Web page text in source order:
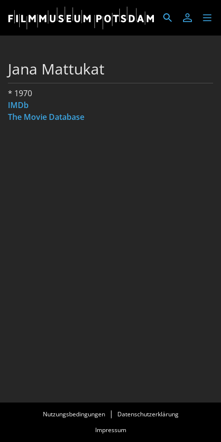
Jana Mattukat
* 1970
IMDb
The Movie Database
Nutzungsbedingungen
Datenschutzerklärung
Impressum